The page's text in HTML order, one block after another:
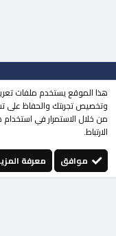
جميع الحقوق محفوظة لـ
| تطويرMOHDESIGN
منتقي الستايلات
الوضع
إتصل بنا
الشروط والقوانين
فيسبوكتويتر youtube
هذا الموقع يستخدم ملفات
وتخصيص تجربتك والحفاظ على
من خلال الاستمرار في
الارتباط.
موافق
معرفة